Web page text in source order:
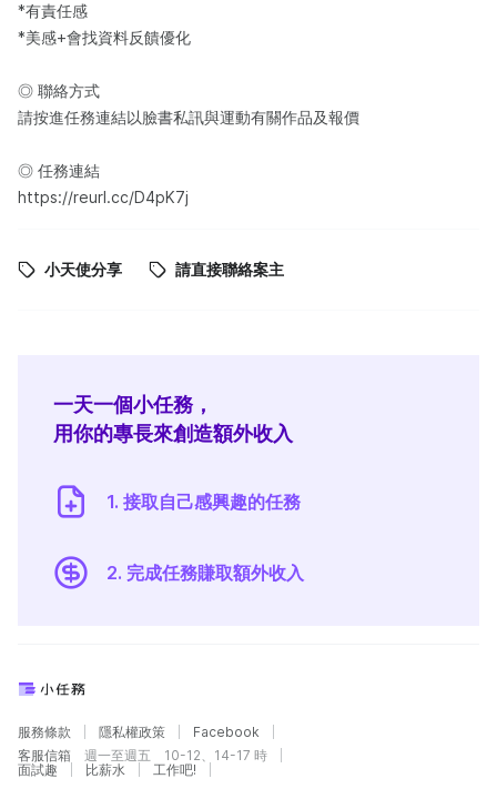
*有責任感
*美感+會找資料反饋優化
◎ 聯絡方式
請按進任務連結以臉書私訊與運動有關作品及報價
◎ 任務連結
https://reurl.cc/D4pK7j
小天使分享 請直接聯絡案主
一天一個小任務，
用你的專長來創造額外收入
1. 接取自己感興趣的任務
2. 完成任務賺取額外收入
服務條款 隱私權政策
Facebook
客服信箱
週一至週五 10-12、14-17 時
面試趣
比薪水 工作吧!